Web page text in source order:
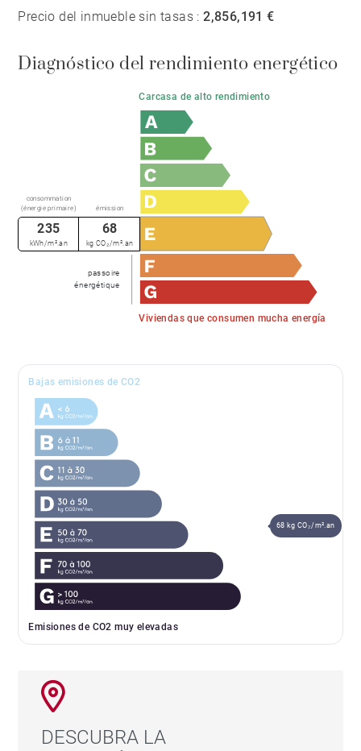
Precio del inmueble sin tasas :2,856,191 €
Diagnóstico del rendimiento energético
Carcasa de alto rendimiento
Viviendas que consumen mucha energía
passoire
énergétique
consommation
(énergie primaire)
émission
235
kWh/m².an
68
kg CO₂/m².an
Bajas emisiones de CO2
Emisiones de CO2 muy elevadas
68 kg CO₂/m².an
DESCUBRA LA